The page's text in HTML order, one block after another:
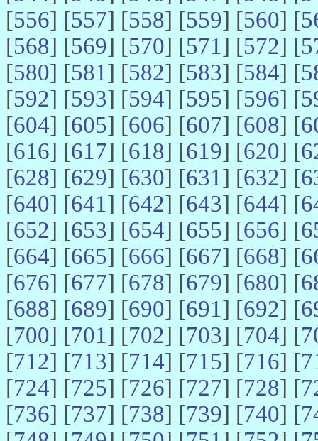
[556] [557] [558] [559] [560] [
[568] [569] [570] [571] [572] [
[580] [581] [582] [583] [584] [
[592] [593] [594] [595] [596] [
[604] [605] [606] [607] [608] [
[616] [617] [618] [619] [620] [
[628] [629] [630] [631] [632] [
[640] [641] [642] [643] [644] [
[652] [653] [654] [655] [656] [
[664] [665] [666] [667] [668] [
[676] [677] [678] [679] [680] [
[688] [689] [690] [691] [692] [
[700] [701] [702] [703] [704] [
[712] [713] [714] [715] [716] [
[724] [725] [726] [727] [728] [
[736] [737] [738] [739] [740] [